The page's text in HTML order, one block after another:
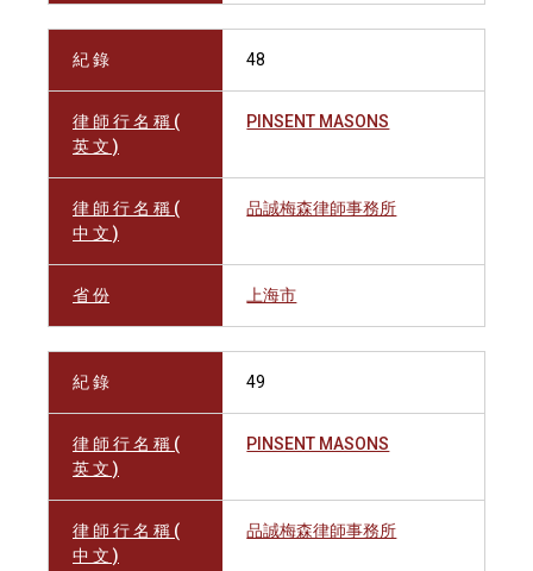
紀 錄 48
律 師 行 名 稱 (
英 文 )
PINSENT MASONS
律 師 行 名 稱 (
中 文 )
品誠梅森律師事務所
省 份 上海市
紀 錄 49
律 師 行 名 稱 (
英 文 )
PINSENT MASONS
律 師 行 名 稱 (
中 文 )
品誠梅森律師事務所